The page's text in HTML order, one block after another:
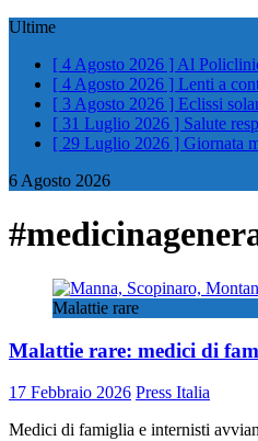
Ultime
[ 4 Agosto 2026 ] Al
[ 4 Agosto 2026 ] Lenti a
[ 3 Agosto 2026 ] Eclissi
[ 31 Luglio 2026 ] Salute
[ 29 Luglio 2026 ] Giornata
6 Agosto 2026
Malattie rare
Malattie rare: medici di
17 Febbraio 2026 Press Italia
Medici di famiglia e internisti